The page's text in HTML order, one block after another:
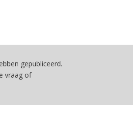
gepubliceerd.
vraag of